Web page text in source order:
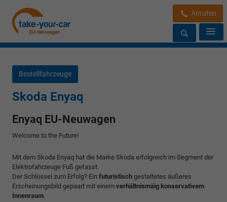
Anrufen
Bestellfahrzeuge
Skoda Enyaq
Enyaq EU-Neuwagen
Welcome to the Future!
Mit dem Skoda Enyaq hat die Marke Skoda erfolgreich im Segment der
Elektrofahrzeuge Fuß gefasst.
Der Schlüssel zum Erfolg? Ein futuristisch gestaltetes äußeres
Erscheinungsbild gepaart mit einem verhältnismäig konservativem
Innenraum